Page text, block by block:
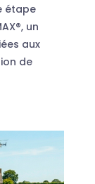
étape
un
aux
de